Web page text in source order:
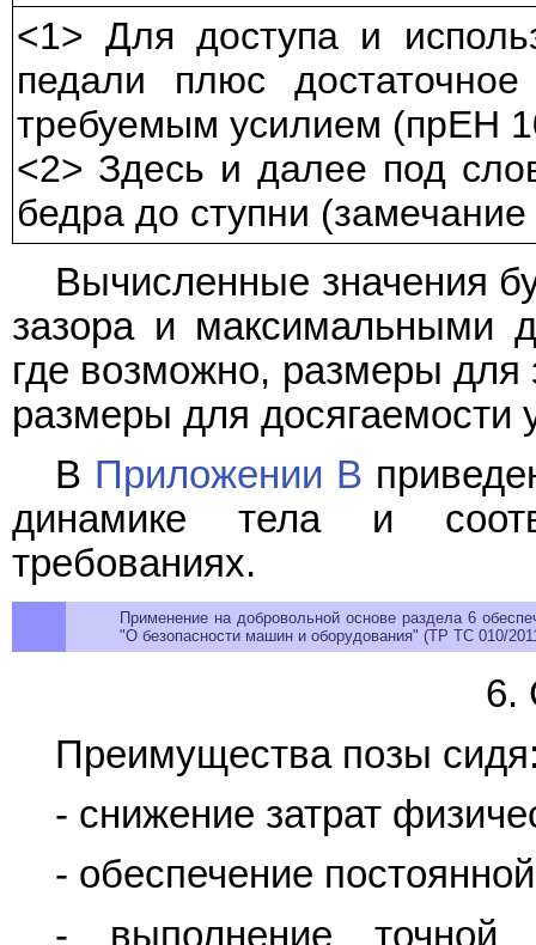
<1> Для доступа и
педали плюс
требуемым усилием (прЕН
<2> Здесь и далее под
бедра до ступни
Вычисленные значения
зазора и максимальными
где возможно, размеры
размеры для
В Приложении B
динамике тела и
требованиях.
Применение на добровольной основе раздела 6
"О безопасности машин и оборудования" (ТР ТС 010/
6.
Преимущества позы
- снижение затрат
- обеспечение
- выполнение точной